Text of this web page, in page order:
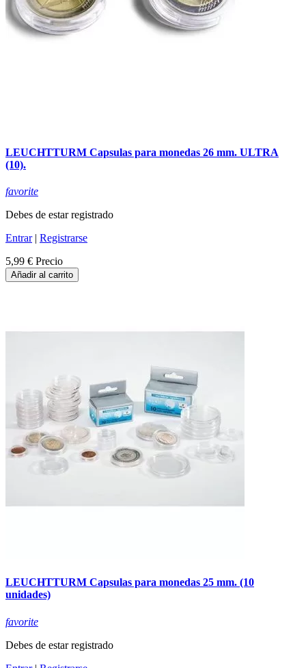
LEUCHTTURM Capsulas para monedas 26 mm. ULTRA
(10).
favorite
Debes de estar registrado
Entrar| Registrarse
5,99 € Precio
Añadir al carrito
LEUCHTTURM Capsulas para monedas 25 mm. (10
unidades)
favorite
Debes de estar registrado